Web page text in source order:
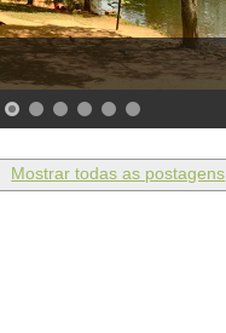
Mostrar todas as postagens